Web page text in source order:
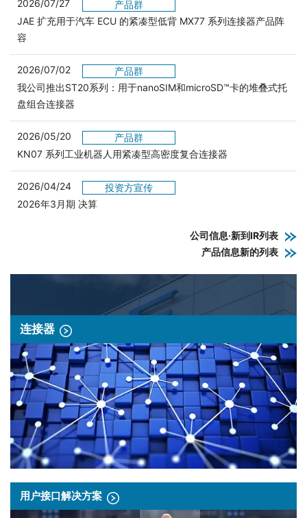
2026/07/27
产品群
JAE 扩充用于汽车 ECU 的紧凑型低背 MX77 系列连接器产品阵
容
2026/07/02
产品群
我公司推出ST20系列：用于nanoSIM和microSD™卡的堆叠式托
盘组合连接器
2026/05/20
产品群
KN07 系列工业机器人用紧凑型高密度复合连接器
2026/04/24
投资方宣传
2026年3月期 决算
公司信息·新到IR列表
产品信息新的列表
连接器
用户接口解决方案